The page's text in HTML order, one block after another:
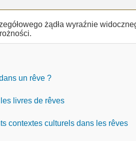
un rêve ?
livres de rêves
contextes culturels dans les rêves